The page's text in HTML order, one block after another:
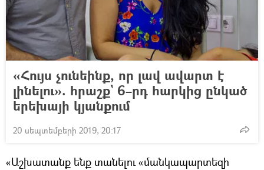
«Հույս չունեինք, որ լավ ավարտ է
լինելու». հրաշք` 6–րդ հարկից ընկած
երեխայի կյանքում
20 սեպտեմբերի 2019, 20:17
«Աշխատանք ենք տանելու «մանկապարտեզի